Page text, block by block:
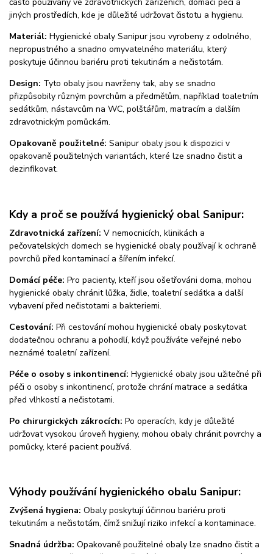
často používány ve zdravotnických zařízeních, domácí péči a
jiných prostředích, kde je důležité udržovat čistotu a hygienu.
Materiál: Hygienické obaly Sanipur jsou vyrobeny z odolného,
nepropustného a snadno omyvatelného materiálu, který
poskytuje účinnou bariéru proti tekutinám a nečistotám.
Design: Tyto obaly jsou navrženy tak, aby se snadno
přizpůsobily různým povrchům a předmětům, například toaletním
sedátkům, nástavcům na WC, polštářům, matracím a dalším
zdravotnickým pomůckám.
Opakovaně použitelné: Sanipur obaly jsou k dispozici v
opakovaně použitelných variantách, které lze snadno čistit a
dezinfikovat.
Kdy a proč se používá hygienický obal Sanipur:
Zdravotnická zařízení: V nemocnicích, klinikách a
pečovatelských domech se hygienické obaly používají k ochraně
povrchů před kontaminací a šířením infekcí.
Domácí péče: Pro pacienty, kteří jsou ošetřováni doma, mohou
hygienické obaly chránit lůžka, židle, toaletní sedátka a další
vybavení před nečistotami a bakteriemi.
Cestování: Při cestování mohou hygienické obaly poskytovat
dodatečnou ochranu a pohodlí, když používáte veřejné nebo
neznámé toaletní zařízení.
Péče o osoby s inkontinencí: Hygienické obaly jsou užitečné při
péči o osoby s inkontinencí, protože chrání matrace a sedátka
před vlhkostí a nečistotami.
Po chirurgických zákrocích: Po operacích, kdy je důležité
udržovat vysokou úroveň hygieny, mohou obaly chránit povrchy a
pomůcky, které pacient používá.
Výhody používání hygienického obalu Sanipur:
Zvýšená hygiena: Obaly poskytují účinnou bariéru proti
tekutinám a nečistotám, čímž snižují riziko infekcí a kontaminace.
Snadná údržba: Opakovaně použitelné obaly lze snadno čistit a